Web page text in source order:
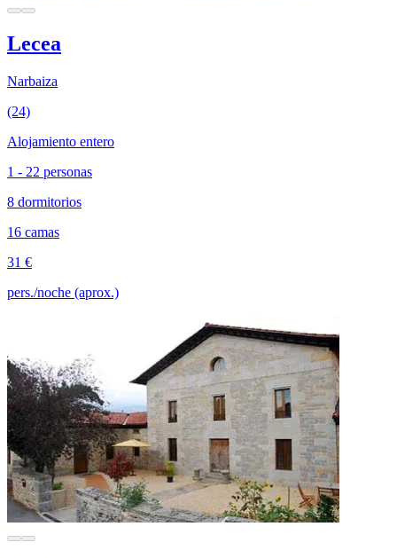
Lecea
Narbaiza
(24)
Alojamiento entero
1 - 22 personas
8 dormitorios
16 camas
31 €
pers./noche (aprox.)